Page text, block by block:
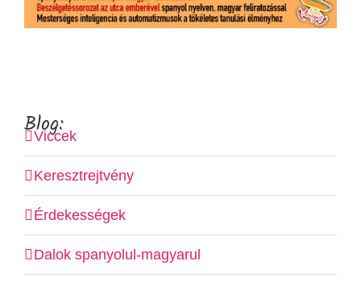
Blog:
Viccek
Keresztrejtvény
Érdekességek
Dalok spanyolul-magyarul